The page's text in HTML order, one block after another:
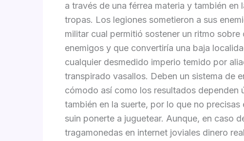
a través de una férrea materia y también en
tropas. Los legiones sometieron a sus
militar cual permitió sostener un ritmo
enemigos y que convertiría una baja
cualquier desmedido imperio temido por
transpirado vasallos. Deben un sistema de
cómodo así­ como los resultados dependen
también en la suerte, por lo que no
suin ponerte a juguetear. Aunque, en caso
tragamonedas en internet joviales dinero